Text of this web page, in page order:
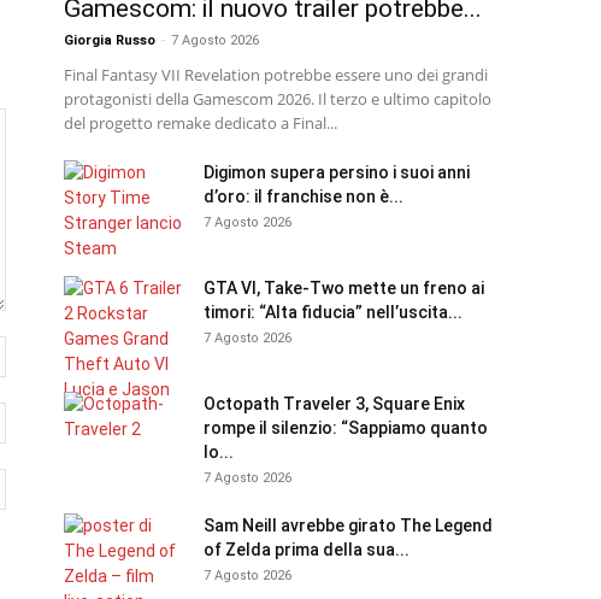
Gamescom: il nuovo trailer potrebbe...
Giorgia Russo - 7 Agosto 2026
Final Fantasy VII Revelation potrebbe essere uno dei grandi
protagonisti della Gamescom 2026. Il terzo e ultimo capitolo
del progetto remake dedicato a Final...
Digimon supera persino i suoi anni
d’oro: il franchise non è...
7 Agosto 2026
GTA VI, Take-Two mette un freno ai
timori: “Alta fiducia” nell’uscita...
7 Agosto 2026
Octopath Traveler 3, Square Enix
rompe il silenzio: “Sappiamo quanto
lo...
7 Agosto 2026
Sam Neill avrebbe girato The Legend
of Zelda prima della sua...
7 Agosto 2026